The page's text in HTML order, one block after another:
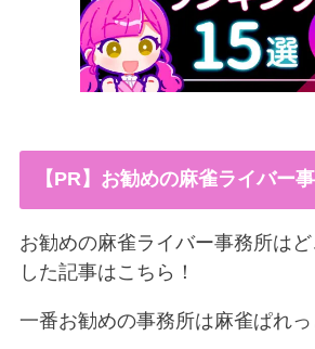
【PR】お勧めの麻雀ライバー
お勧めの麻雀ライバー事務所は
した記事はこちら！
一番お勧めの事務所は麻雀ぱれっ